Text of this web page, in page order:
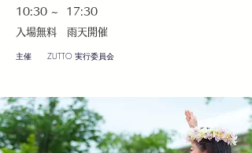
10:30 ~ 17:30
入場無料 雨天開催
主催 ZUTTO 実行委員会